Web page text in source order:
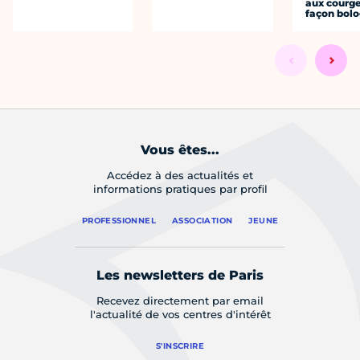
aux
façon
Vous êtes...
Accédez à des actualités et
informations pratiques par profil
PROFESSIONNEL ASSOCIATION JEUNE
Les newsletters de Paris
Recevez directement par email
l'actualité de vos centres d'intérêt
S'INSCRIRE